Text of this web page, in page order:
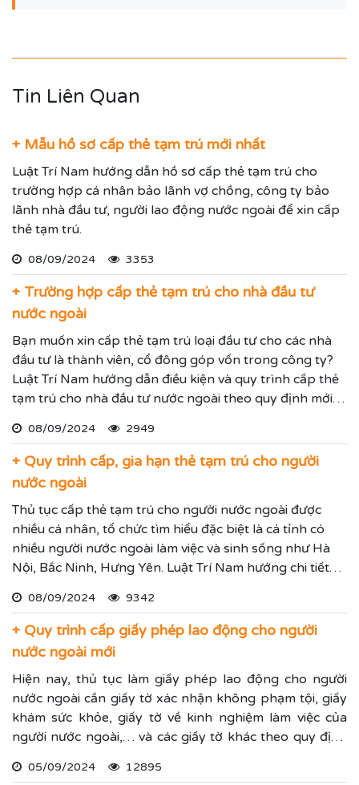
Tin Liên Quan
+ Mẫu hồ sơ cấp thẻ tạm trú mới nhất
Luật Trí Nam hướng dẫn hồ sơ cấp thẻ tạm trú cho
trường hợp cá nhân bảo lãnh vợ chồng, công ty bảo
lãnh nhà đầu tư, người lao động nước ngoài để xin cấp
thẻ tạm trú.
08/09/2024 3353
+ Trường hợp cấp thẻ tạm trú cho nhà đầu tư
nước ngoài
Bạn muốn xin cấp thẻ tạm trú loại đầu tư cho các nhà
đầu tư là thành viên, cổ đông góp vốn trong công ty?
Luật Trí Nam hướng dẫn điều kiện và quy trình cấp thẻ
tạm trú cho nhà đầu tư nước ngoài theo quy định mới
08/09/2024 2949
+ Quy trình cấp, gia hạn thẻ tạm trú cho người
nước ngoài
Thủ tục cấp thẻ tạm trú cho người nước ngoài được
nhiều cá nhân, tổ chức tìm hiểu đặc biệt là cá tỉnh có
nhiều người nước ngoài làm việc và sinh sống như Hà
Nội, Bắc Ninh, Hưng Yên. Luật Trí Nam hướng chi tiết
quy định mới nhất.
08/09/2024 9342
+ Quy trình cấp giấy phép lao động cho người
nước ngoài mới
Hiện nay, thủ tục làm giấy phép lao động cho người
nước ngoài cần giấy tờ xác nhận không phạm tội, giấy
khám sức khỏe, giấy tờ về kinh nghiệm làm việc của
người nước ngoài,… và các giấy tờ khác theo quy định
định 70/2023/NĐ-CP. Luật Trí Nam hướng dẫn quy
05/09/2024 12895